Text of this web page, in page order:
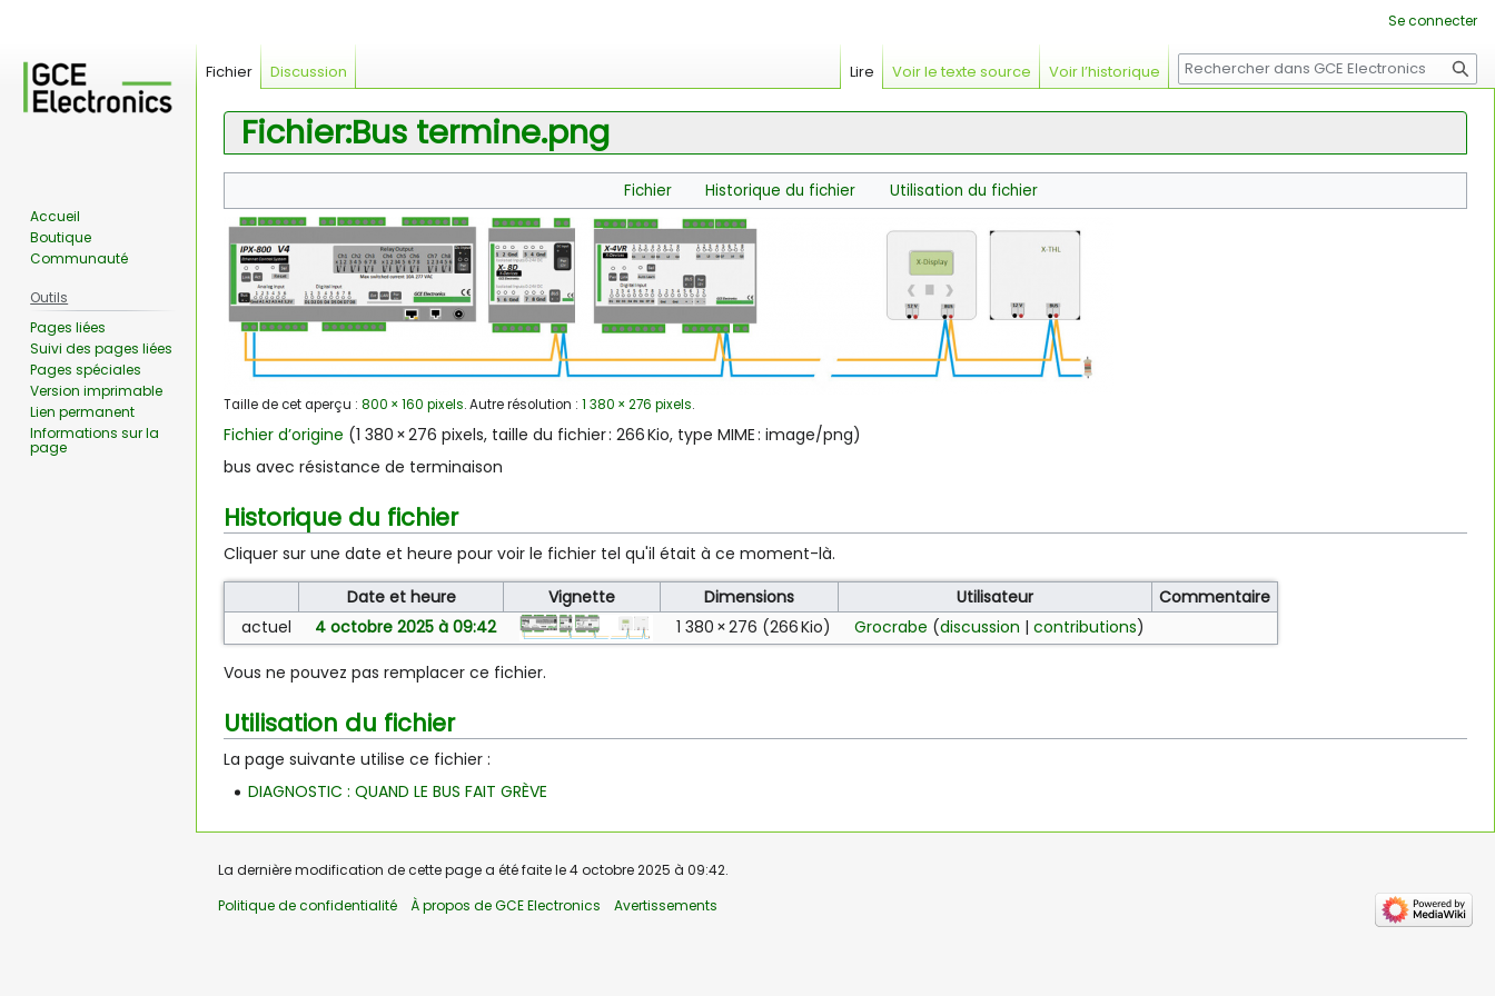
Fichier:Bus termine.png
à
la
navigation
à
la
recherche
Fichier Historique du fichier Utilisation du fichier
Taille de cet aperçu : 800 × 160 pixels.Autre résolution : 1 380 × 276 pixels.
Fichier d’origine (1 380 × 276 pixels, taille du fichier : 266 Kio, type MIME : image/png)
bus avec résistance de terminaison
Historique du fichier
Cliquer sur une date et heure pour voir le fichier tel qu'il était à ce moment-là.
Date et heure
Vignette Dimensions Utilisateur
Commentaire
actuel
4 octobre 2025 à 09:42 1 380 × 276 (266 Kio) Grocrabe (discussion | contributions)
Vous ne pouvez pas remplacer ce fichier.
Utilisation du fichier
La page suivante utilise ce fichier :
DIAGNOSTIC : QUAND LE BUS FAIT GRÈVE
Se connecter
Fichier Discussion Lire Voir le texte source Voir l’historique
Rechercher
Accueil
Boutique
Communauté
Outils
Pages liées
Suivi des pages liées
Pages spéciales
Version imprimable
Lien permanent
Informations sur la
page
La dernière modification de cette page a été faite le 4 octobre 2025 à 09:42.
Politique de confidentialité
À propos de GCE Electronics Avertissements